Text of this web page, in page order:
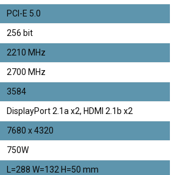
PCI-E 5.0
256 bit
2210 MHz
2700 MHz
3584
DisplayPort 2.1a x2, HDMI 2.1b x2
7680 x 4320
750W
L=288 W=132 H=50 mm